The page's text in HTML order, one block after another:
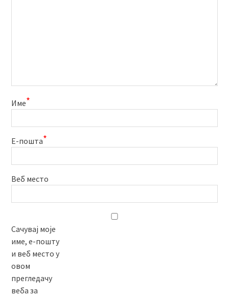
Име*
Е-пошта*
Веб место
Сачувај моје
име, е-пошту
и веб место у
овом
прегледачу
веба за